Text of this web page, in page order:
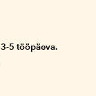
3-5 tööpäeva.